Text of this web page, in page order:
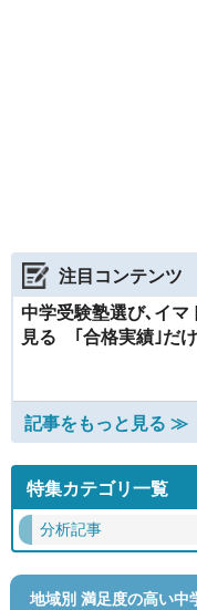
注目コンテンツ
中学受験塾選び､イマ
見る ｢合格実績｣だ
記事をもっと見る ≫
特集カテゴリ一覧
分析記事
地域別 満足度の高い中